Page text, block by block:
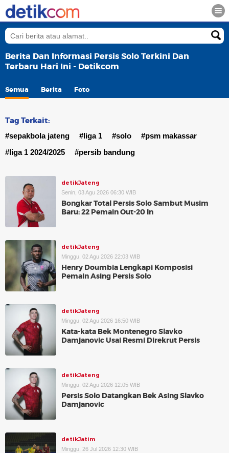
Berita Dan Informasi Persis Solo Terkini Dan
Terbaru Hari Ini - Detikcom
Semua Berita Foto
Tag Terkait:
#sepakbola jateng #liga 1 #solo
#psm makassar
#liga 1 2024/2025
#persib bandung
detikJateng
Senin, 03 Agu 2026 06:30 WIB
Bongkar Total Persis Solo Sambut Musim
Baru: 22 Pemain Out-20 In
detikJateng
Minggu, 02 Agu 2026 22:03 WIB
Henry Doumbia Lengkapi Komposisi
Pemain Asing Persis Solo
detikJateng
Minggu, 02 Agu 2026 16:50 WIB
Kata-kata Bek Montenegro Slavko
Damjanovic Usai Resmi Direkrut Persis
detikJateng
Minggu, 02 Agu 2026 12:05 WIB
Persis Solo Datangkan Bek Asing Slavko
Damjanovic
detikJatim
Minggu, 26 Jul 2026 12:30 WIB